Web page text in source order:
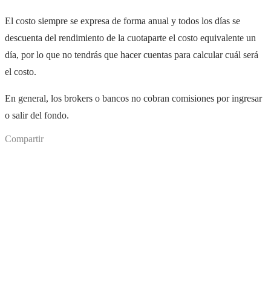
El costo siempre se expresa de forma anual y todos los días se
descuenta del rendimiento de la cuotaparte el costo equivalente un
día, por lo que no tendrás que hacer cuentas para calcular cuál será
el costo.
En general, los brokers o bancos no cobran comisiones por ingresar
o salir del fondo.
Compartir